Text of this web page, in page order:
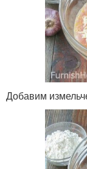
Добавим